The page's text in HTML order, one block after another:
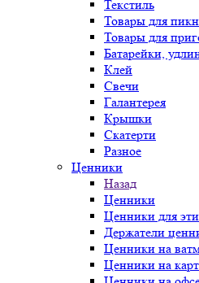
Текстиль
Товары для
Товары для
Батарейки,
Клей
Свечи
Галантерея
Крышки
Скатерти
Разное
Ценники
Назад
Ценники
Ценники для
Держатели
Ценники на
Ценники на